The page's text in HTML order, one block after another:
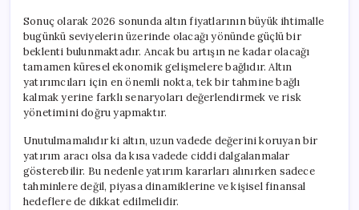
Sonuç olarak 2026 sonunda altın fiyatlarının büyük ihtimalle
bugünkü seviyelerin üzerinde olacağı yönünde güçlü bir
beklenti bulunmaktadır. Ancak bu artışın ne kadar olacağı
tamamen küresel ekonomik gelişmelere bağlıdır. Altın
yatırımcıları için en önemli nokta, tek bir tahmine bağlı
kalmak yerine farklı senaryoları değerlendirmek ve risk
yönetimini doğru yapmaktır.
Unutulmamalıdır ki altın, uzun vadede değerini koruyan bir
yatırım aracı olsa da kısa vadede ciddi dalgalanmalar
gösterebilir. Bu nedenle yatırım kararları alınırken sadece
tahminlere değil, piyasa dinamiklerine ve kişisel finansal
hedeflere de dikkat edilmelidir.